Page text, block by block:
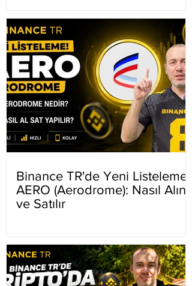
Binance TR'de Yeni Listeleme
AERO (Aerodrome): Nasıl Alınır
ve Satılır